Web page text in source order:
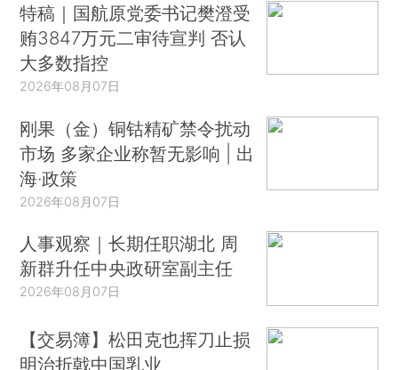
特稿｜国航原党委书记樊澄受
贿3847万元二审待宣判 否认
大多数指控
2026年08月07日
刚果（金）铜钴精矿禁令扰动
市场 多家企业称暂无影响 | 出
海·政策
2026年08月07日
人事观察｜长期任职湖北 周
新群升任中央政研室副主任
2026年08月07日
【交易簿】松田克也挥刀止损
明治折戟中国乳业